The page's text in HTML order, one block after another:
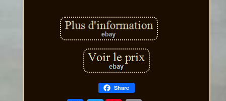
Share